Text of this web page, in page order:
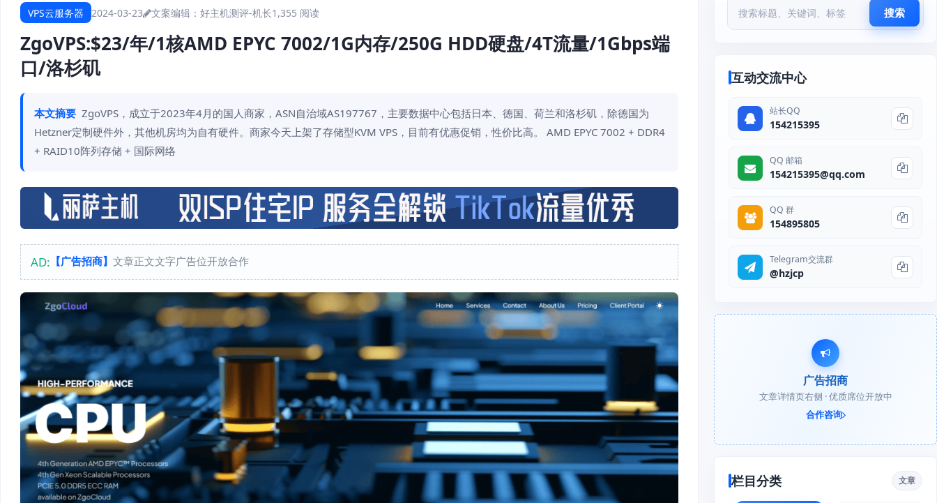
VPS云服务器 2024-03-23 文案编辑：好主机测评-机长1,355 阅读
ZgoVPS:$23/年/1核AMD EPYC 7002/1G内存/250G HDD硬盘/4T流量/1Gbps端
口/洛杉矶
本文摘要 ZgoVPS，成立于2023年4月的国人商家，ASN自治域AS197767，主要数据中心包括日本、德国、荷兰和洛杉矶，除德国为
Hetzner定制硬件外，其他机房均为自有硬件。商家今天上架了存储型KVM VPS，目前有优惠促销，性价比高。 AMD EPYC 7002 + DDR4
+ RAID10阵列存储 + 国际网络
AD: 【广告招商】 文章正文文字广告位开放合作
搜索
互动交流中心
站长QQ
154215395
QQ 邮箱
154215395@qq.com
QQ 群
154895805
Telegram交流群
@hzjcp
广告招商
文章详情页右侧 · 优质席位开放中
合作咨询
栏目分类 文章